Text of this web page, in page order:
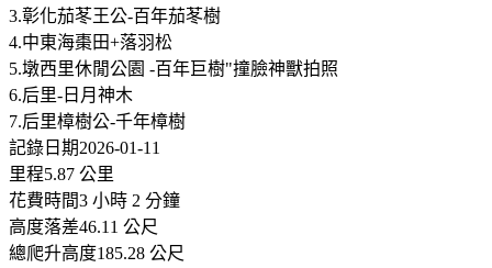
3.彰化茄苳王公-百年茄苳樹
4.中東海棗田+落羽松
5.墩西里休閒公園 -百年巨樹"撞臉神獸拍照
6.后里-日月神木
7.后里樟樹公-千年樟樹
記錄日期2026-01-11
里程5.87 公里
花費時間3 小時 2 分鐘
高度落差46.11 公尺
總爬升高度185.28 公尺